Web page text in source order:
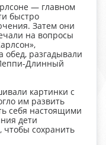
— главном
быстро
Затем они
на вопросы
обед, разгадывали
Длинный
картинки с
им развить
себя настоящими
дети
чтобы сохранить